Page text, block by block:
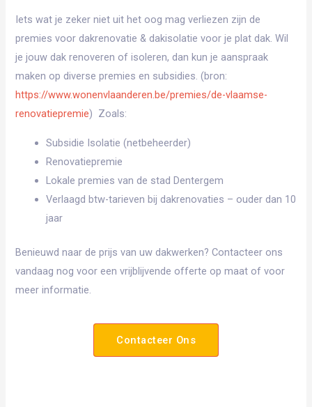
Iets wat je zeker niet uit het oog mag verliezen zijn de
premies voor dakrenovatie & dakisolatie voor je plat dak. Wil
je jouw dak renoveren of isoleren, dan kun je aanspraak
maken op diverse premies en subsidies. (bron:
https://www.wonenvlaanderen.be/premies/de-vlaamse-
renovatiepremie) Zoals:
Subsidie Isolatie (netbeheerder)
Renovatiepremie
Lokale premies van de stad Dentergem
Verlaagd btw-tarieven bij dakrenovaties – ouder dan 10
jaar
Benieuwd naar de prijs van uw dakwerken? Contacteer ons
vandaag nog voor een vrijblijvende offerte op maat of voor
meer informatie.
Contacteer Ons